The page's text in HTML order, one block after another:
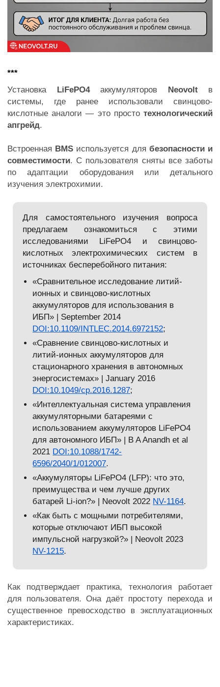
***
Установка LiFePO4аккумуляторов Neovoltв
системы, где ранее использовали свинцово-
кислотные аналоги — это просто технологический
апгрейд.
Встроенная BMS используется для безопасности и
совместимости. С пользователя сняты все заботы
по адаптации оборудования или детального
изучения электрохимии.
Для самостоятельного изучения вопроса
предлагаем ознакомиться с этими
исследованиями LiFePO4 и свинцово-
кислотных электрохимических систем в
источниках бесперебойного питания:
«Сравнительное исследование литий-
ионных и свинцово-кислотных
аккумуляторов для использования в
ИБП» | September 2014
DOI:10.1109/INTLEC.2014.6972152;
«Сравнение свинцово-кислотных и
литий-ионных аккумуляторов для
стационарного хранения в автономных
энергосистемах» | January 2016
DOI:10.1049/cp.2016.1287;
«Интеллектуальная система управления
аккумуляторными батареями с
использованием аккумуляторов LiFePO4
для автономного ИБП» | B A Anandh et al
2021 DOI:10.1088/1742-
6596/2040/1/012007.
«Аккумуляторы LiFePO4 (LFP): что это,
преимущества и чем лучше других
батарей Li-ion?» | Neovolt 2022 NV-1164.
«Как быть с мощными потребителями,
которые отключают ИБП высокой
импульсной нагрузкой?» | Neovolt 2023
NV-1215.
Как подтверждает практика, технология работает
для пользователя. Она даёт простоту перехода и
существенное превосходство в эксплуатационных
характеристиках.